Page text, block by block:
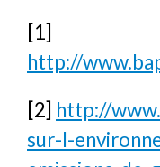
[1]
http://
[2] http://
sur-l-